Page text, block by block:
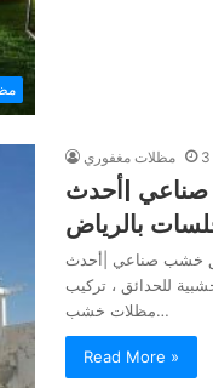
مظلات مغفوري
|أحدث
بالرياض
خشب صناعي |أحدث
للحدائق ، تركيب
مظلات خشب…
Read More »